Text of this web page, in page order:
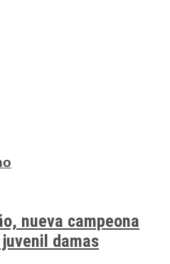
nueva campeona
damas